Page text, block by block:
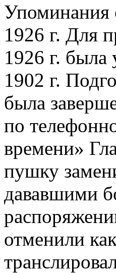
Упоминания
1926 г. Для
1926 г. была
1902 г.
была
по
времени»
пушку
дававшими
отменили